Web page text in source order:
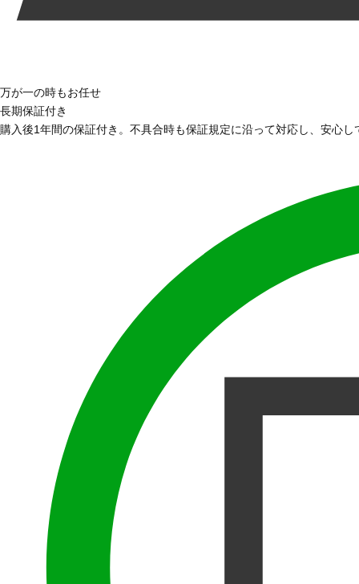
万が一の時もお任せ
長期保証付き
購入後1年間の保証付き。不具合時も保証規定に沿って対応し、安心